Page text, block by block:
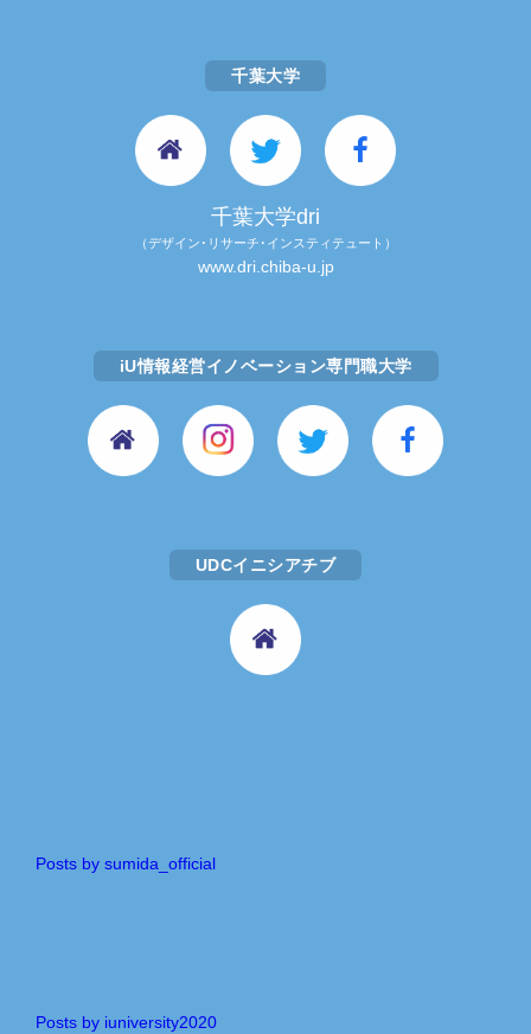
千葉大学
千葉大学dri
（デザイン･リサーチ･インスティテュート）
www.dri.chiba-u.jp
iU情報経営イノベーション専門職大学
UDCイニシアチブ
Posts by sumida_official
Posts by iuniversity2020